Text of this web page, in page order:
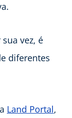
vez, é
diferentes
Land Portal,